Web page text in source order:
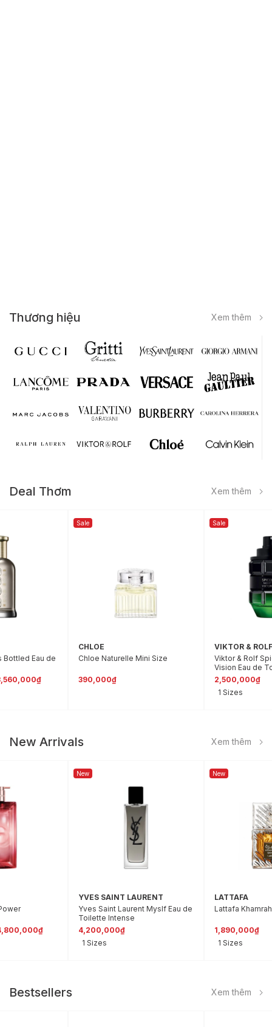
Thương hiệu Xem thêm
Deal Thơm Xem thêm
Bottled Eau de
Sale
CHLOE
Chloe Naturelle Mini Size
390,000₫
Sale
VIKTOR & ROLF
Viktor & Rolf
Vision Eau de
2,500,000₫
1 Sizes
New Arrivals Xem thêm
New
YVES SAINT LAURENT
Yves Saint Laurent Myslf Eau de
Toilette Intense
4,200,000₫
1 Sizes
New
LATTAFA
Lattafa
1,890,000₫
1 Sizes
Bestsellers Xem thêm